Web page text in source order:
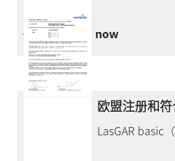
Download now
欧盟注册和
LasGAR basic